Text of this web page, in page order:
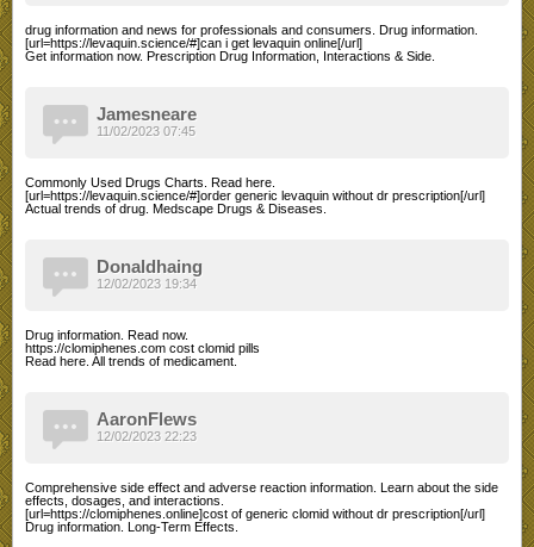
drug information and news for professionals and consumers. Drug information.
[url=https://levaquin.science/#]can i get levaquin online[/url]
Get information now. Prescription Drug Information, Interactions & Side.
Jamesneare
Commonly Used Drugs Charts. Read here.
[url=https://levaquin.science/#]order generic levaquin without dr prescription[/url]
Actual trends of drug. Medscape Drugs & Diseases.
11/02/2023 07:45
Donaldhaing
Drug information. Read now.
https://clomiphenes.com cost clomid pills
Read here. All trends of medicament.
12/02/2023 19:34
AaronFlews
Comprehensive side effect and adverse reaction information. Learn about the side
effects, dosages, and interactions.
[url=https://clomiphenes.online]cost of generic clomid without dr prescription[/url]
Drug information. Long-Term Effects.
12/02/2023 22:23